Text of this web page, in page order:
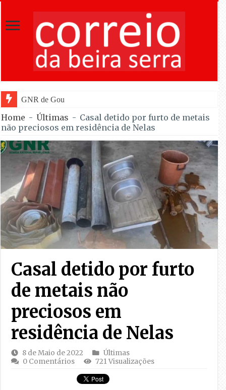
GNR de Gouveia desmantelou alegada red
Home - Últimas - Casal detido por furto de metais
não preciosos em residência de Nelas
Casal detido por furto
de metais não
preciosos em
residência de Nelas
8 de Maio de 2022
Últimas
0 Comentários
721 Visualizações